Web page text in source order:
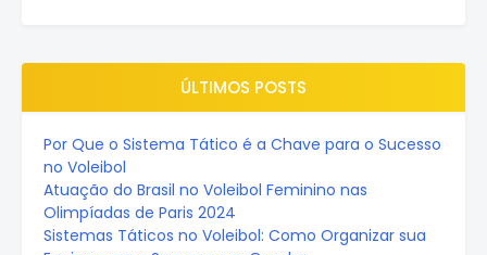
ÚLTIMOS POSTS
Por Que o Sistema Tático é a Chave para o Sucesso
no Voleibol
Atuação do Brasil no Voleibol Feminino nas
Olimpíadas de Paris 2024
Sistemas Táticos no Voleibol: Como Organizar sua